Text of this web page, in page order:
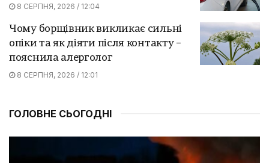
8 СЕРПНЯ, 2026 / 12:04
Чому борщівник викликає сильні
опіки та як діяти після контакту –
пояснила алерголог
8 СЕРПНЯ, 2026 / 12:01
ГОЛОВНЕ СЬОГОДНІ